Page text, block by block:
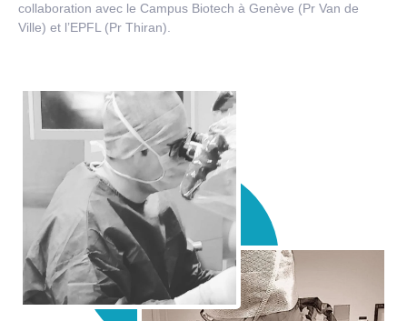
collaboration avec le Campus Biotech à Genève (Pr Van de
Ville) et l’EPFL (Pr Thiran).